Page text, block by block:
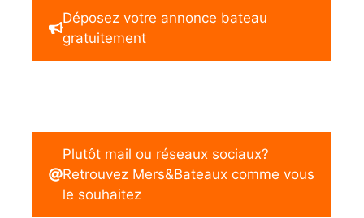
Déposez votre annonce bateau
gratuitement
Plutôt mail ou réseaux sociaux?
Retrouvez Mers&Bateaux comme vous
le souhaitez